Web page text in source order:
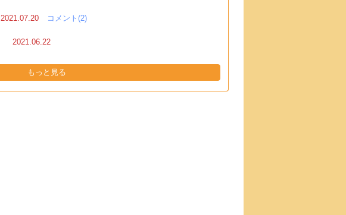
2021.07.20 コメント(2)
2021.06.22
もっと見る